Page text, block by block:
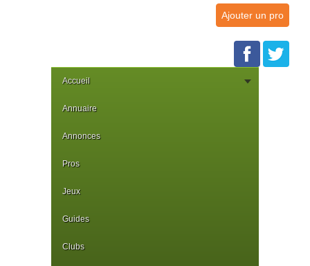
Ajouter un pro
Accueil
Annuaire
Annonces
Pros
Jeux
Guides
Clubs